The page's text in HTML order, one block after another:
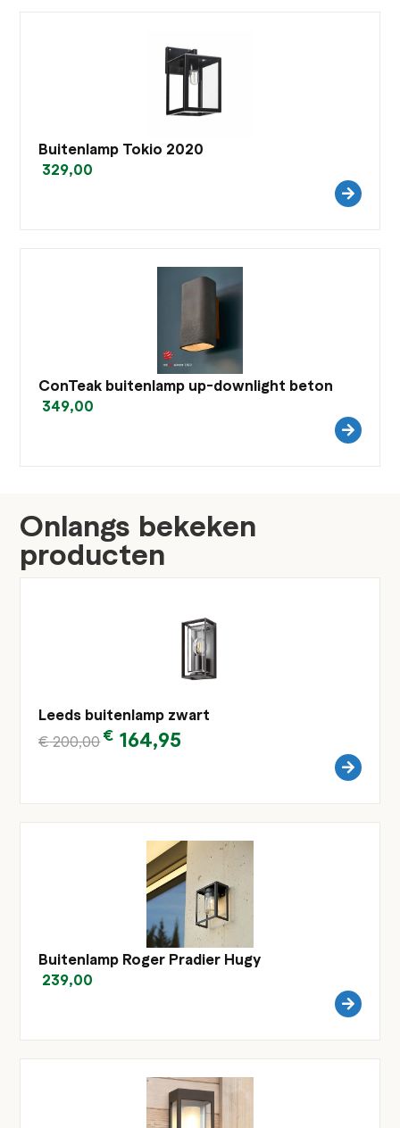
Buitenlamp Tokio 2020
329,00
ConTeak buitenlamp up-downlight beton
349,00
Onlangs bekeken
producten
Leeds buitenlamp zwart
€200,00€ 164,95
Buitenlamp Roger Pradier Hugy
239,00